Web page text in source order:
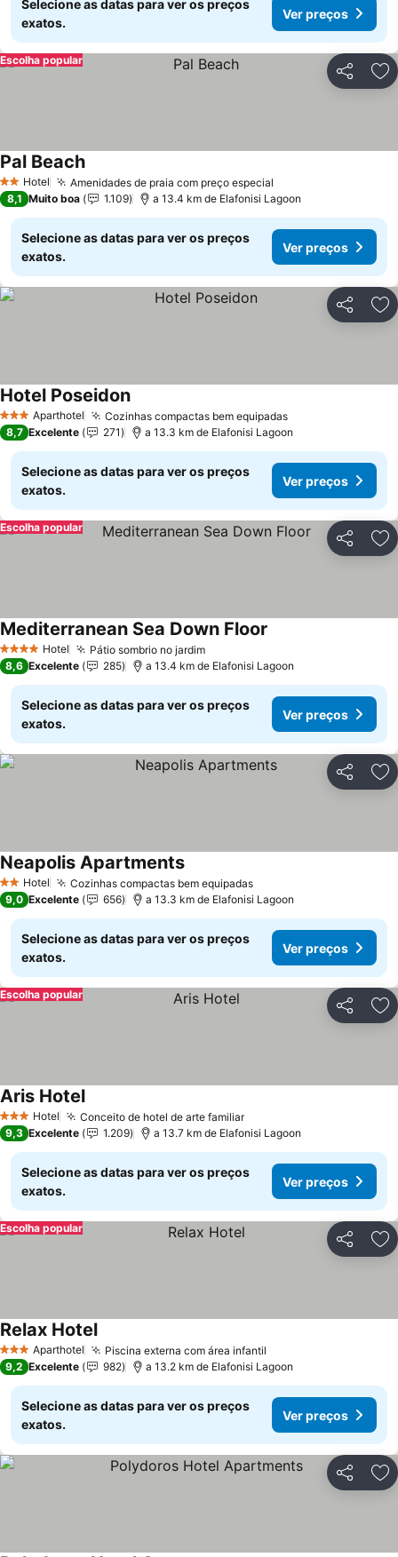
Selecione as datas para ver os preços
exatos.
Ver preços
Partilhar
Escolha popular
2 Estrelas
Hotel Amenidades de praia com preço especial
Pal BeachVer preços
8,1 Muito boa 1.109 a 13.4 km de Elafonisi Lagoon
Selecione as datas para ver os preços
exatos.
Ver preços
Partilhar
3 EstrelasAparthotel Cozinhas compactas bem equipadasVer preços
Hotel PoseidonVer preços
8,7 Excelente 271 a 13.3 km de Elafonisi Lagoon
Selecione as datas para ver os preços
exatos.
Ver preços
Partilhar
Escolha popular
4 EstrelasHotel Pátio sombrio no jardimVer preços
Mediterranean Sea Down Floor
8,6 Excelente 285 a 13.4 km de Elafonisi Lagoon
Selecione as datas para ver os preços
exatos.
Ver preços
Partilhar
2 Estrelas
Hotel Cozinhas compactas bem equipadasVer preços
Neapolis ApartmentsVer preços
9,0 Excelente 656 a 13.3 km de Elafonisi Lagoon
Selecione as datas para ver os preços
exatos.
Ver preços
Partilhar
Escolha popular
3 EstrelasHotel Conceito de hotel de arte familiarVer preços
Aris HotelVer preços
9,3 Excelente 1.209 a 13.7 km de Elafonisi Lagoon
Selecione as datas para ver os preços
exatos.
Ver preços
Partilhar
Escolha popular
3 EstrelasAparthotel Piscina externa com área infantil
Relax HotelVer preços
9,2 Excelente 982 a 13.2 km de Elafonisi Lagoon
Selecione as datas para ver os preços
exatos.
Ver preços
Partilhar